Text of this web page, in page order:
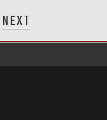
NEXT